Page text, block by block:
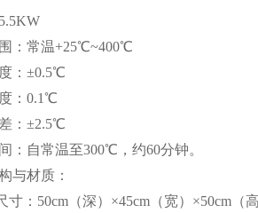
：常温+25℃~400℃
：±0.5℃
：0.1℃
：±2.5℃
：自常温至300℃，约60分钟。
与材质：
寸：50cm（深）×45cm（宽）×50cm（